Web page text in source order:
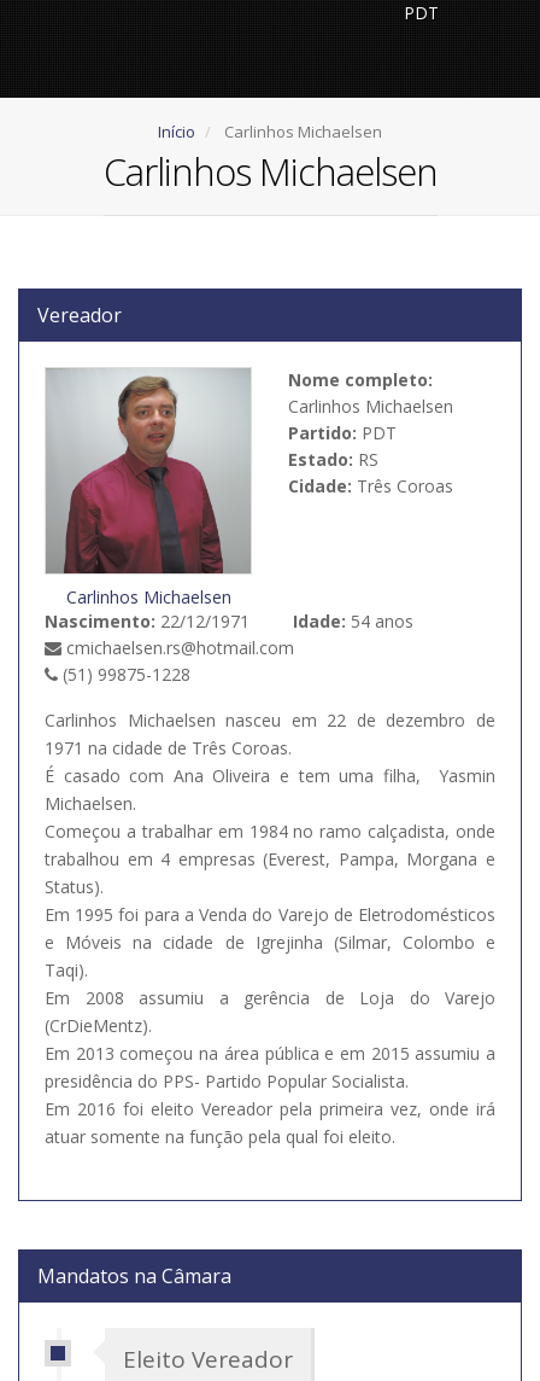
PDT
Início Carlinhos Michaelsen
Carlinhos Michaelsen
Vereador
Carlinhos Michaelsen
Nome completo:
Carlinhos Michaelsen
Partido: PDT
Estado: RS
Cidade: Três Coroas
Nascimento: 22/12/1971 Idade: 54 anos
cmichaelsen.rs@hotmail.com
(51) 99875-1228
Carlinhos Michaelsen nasceu em 22 de dezembro de
1971 na cidade de Três Coroas.
É casado com Ana Oliveira e tem uma filha, Yasmin
Michaelsen.
Começou a trabalhar em 1984 no ramo calçadista, onde
trabalhou em 4 empresas (Everest, Pampa, Morgana e
Status).
Em 1995 foi para a Venda do Varejo de Eletrodomésticos
e Móveis na cidade de Igrejinha (Silmar, Colombo e
Taqi).
Em 2008 assumiu a gerência de Loja do Varejo
(CrDieMentz).
Em 2013 começou na área pública e em 2015 assumiu a
presidência do PPS- Partido Popular Socialista.
Em 2016 foi eleito Vereador pela primeira vez, onde irá
atuar somente na função pela qual foi eleito.
Mandatos na Câmara
Eleito Vereador